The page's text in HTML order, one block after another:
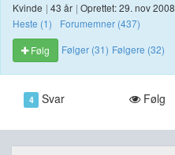
Kvinde | 43 år | Oprettet: 29. nov 2008
Heste (1)
Forumemner (437)
Følg
Følger (31) Følgere (32)
4 Svar Følg